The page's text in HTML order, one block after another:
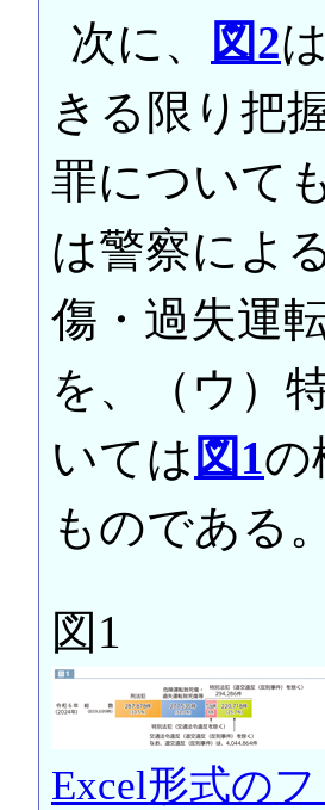
次に、
図2
きる限り把
罪について
は警察によ
傷・過失運
を、（ウ）
いては 図1の
ものである。
図1
Excel形式の